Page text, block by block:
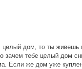
дом, то ты живешь
зачем тебе целый дом
Если же дом уже